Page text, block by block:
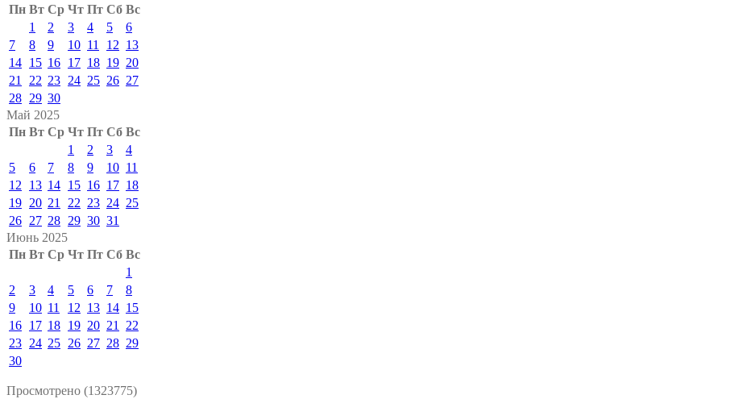
Пн Вт Ср Чт Пт Сб Вс
1
2 3 4 5
6
7
8 9 10 11 12 13
14 15 16 17 18 19 20
21
22 23 24 25 26 27
28 29 30
Май 2025
Пн Вт Ср Чт Пт Сб Вс
1
2 3
4
5
6 7 8 9 10 11
12
13 14 15 16 17 18
19 20 21 22 23 24 25
26 27 28 29 30 31
Июнь 2025
Пн Вт Ср Чт Пт Сб Вс
1
2
3 4 5 6 7
8
9
10 11 12 13 14 15
16 17 18 19 20 21
22
23 24 25 26 27 28 29
30
Просмотрено (1323775)